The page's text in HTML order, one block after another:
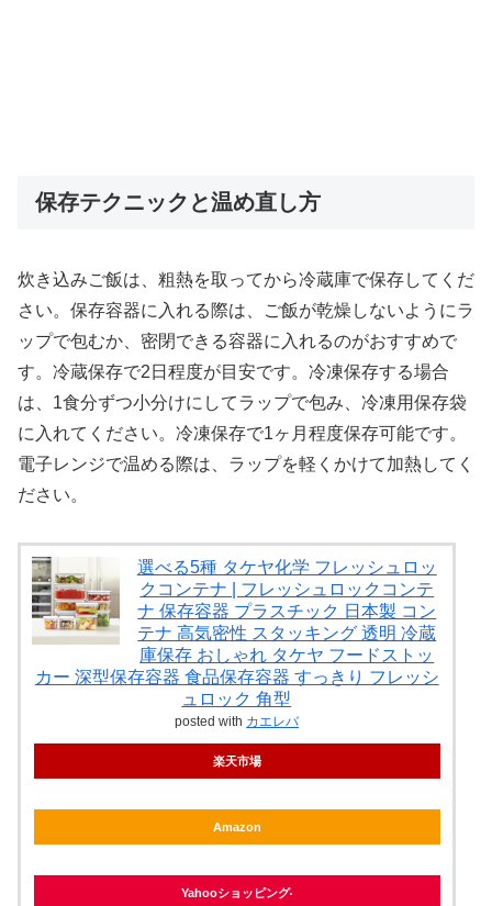
保存テクニックと温め直し方
炊き込みご飯は、粗熱を取ってから冷蔵庫で保存してくだ
さい。保存容器に入れる際は、ご飯が乾燥しないようにラ
ップで包むか、密閉できる容器に入れるのがおすすめで
す。冷蔵保存で2日程度が目安です。冷凍保存する場合
は、1食分ずつ小分けにしてラップで包み、冷凍用保存袋
に入れてください。冷凍保存で1ヶ月程度保存可能です。
電子レンジで温める際は、ラップを軽くかけて加熱してく
ださい。
選べる5種 タケヤ化学 フレッシュロッ
クコンテナ | フレッシュロックコンテ
ナ 保存容器 プラスチック 日本製 コン
テナ 高気密性 スタッキング 透明 冷蔵
庫保存 おしゃれ タケヤ フードストッ
カー 深型保存容器 食品保存容器 すっきり フレッシ
ュロック 角型
posted with カエレバ
楽天市場
Amazon
Yahooショッピング